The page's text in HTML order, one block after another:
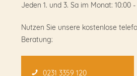
Jeden 1. und 3. Sa im Monat: 10:00
Nutzen Sie unsere kostenlose
Beratung:
0231 3359 120